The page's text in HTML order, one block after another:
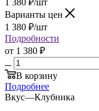
Варианты цен
1 380 ₽/шт
Подробности
от 1 380 ₽
В корзину
Подробнее
Вкус—Клубника